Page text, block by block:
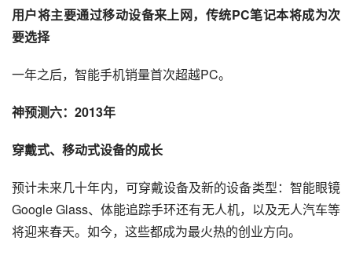
用户将主要通过移动设备来上网，传统PC笔记本将成为次
要选择
一年之后，智能手机销量首次超越PC。
神预测六：2013年
穿戴式、移动式设备的成长
预计未来几十年内，可穿戴设备及新的设备类型：智能眼镜
Google Glass、体能追踪手环还有无人机，以及无人汽车等
将迎来春天。如今，这些都成为最火热的创业方向。